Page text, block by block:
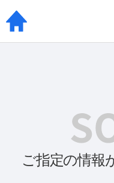
ご指定の情報